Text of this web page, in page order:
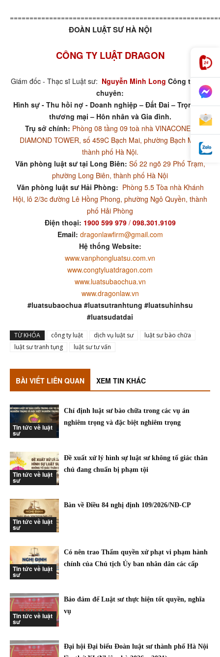
ĐOÀN LUẬT SƯ HÀ NỘI
CÔNG TY LUẬT DRAGON
Giám đốc - Thạc sĩ Luật sư: Nguyễn Minh Long Công ty luật
chuyên:
Hình sự - Thu hồi nợ - Doanh nghiệp – Đất Đai – Trọng tài
thương mại – Hôn nhân và Gia đình.
Trụ sở chính: Phòng 08 tầng 09 toà nhà VINACONEX
DIAMOND TOWER, số 459C Bạch Mai, phường Bạch Mai,
thành phố Hà Nội.
Văn phòng luật sư tại Long Biên: Số 22 ngõ 29 Phố Trạm,
phường Long Biên, thành phố Hà Nội
Văn phòng luật sư Hải Phòng: Phòng 5.5 Tòa nhà Khánh
Hội, lô 2/3c đường Lê Hồng Phong, phường Ngô Quyền, thành
phố Hải Phòng
Điện thoại: 1900 599 979/ 098.301.9109
Email: dragonlawfirm@gmail.com
Hệ thống Website:
www.vanphongluatsu.com.vn
www.congtyluatdragon.com
www.luatsubaochua.vn
www.dragonlaw.vn
#luatsubaochua #luatsutranhtung #luatsuhinhsu
#luatsudatdai
TỪ KHÓA công ty luật dịch vụ luật sư
luật sư bào chữa
luật sư tranh tụng
luật sư tư vấn
BÀI VIẾT LIÊN QUAN XEM TIN KHÁC
Tin tức về luật
sư
Chỉ định luật sư bào chữa trong các vụ án
nghiêm trọng và đặc biệt nghiêm trọng
Tin tức về luật
sư
Đề xuất xử lý hình sự luật sư không tố giác thân
chủ đang chuẩn bị phạm tội
Tin tức về luật
sư
Bàn về Điều 84 nghị định 109/2026/NĐ-CP
Tin tức về luật
sư
Có nên trao Thẩm quyền xử phạt vi phạm hành
chính của Chủ tịch Ủy ban nhân dân các cấp
Tin tức về luật
sư
Bảo đảm để Luật sư thực hiện tốt quyền, nghĩa
vụ
Đại hội Đại biểu Đoàn luật sư thành phố Hà Nội